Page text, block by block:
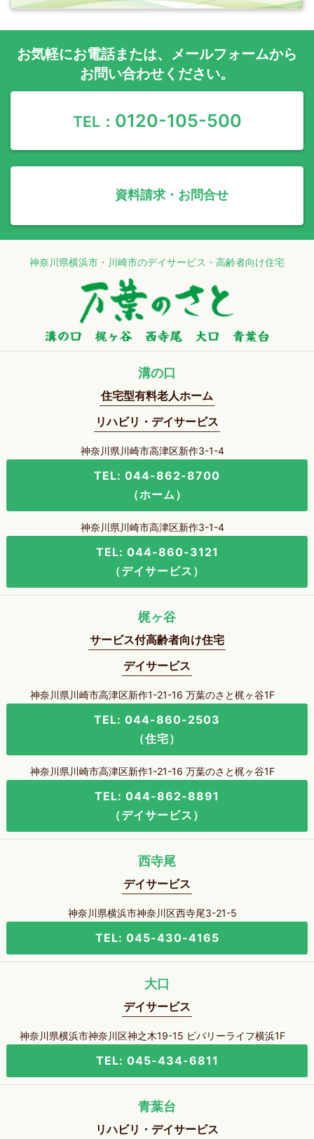
お気軽にお電話または、 メールフォームから
お問い合わせください。
TEL： 0120-105-500
資料請求・お問合せ
神奈川県横浜市・川崎市のデイサービス・高齢者向け住宅
溝の口
住宅型有料老人ホーム
リハビリ・デイサービス
神奈川県川崎市高津区新作3-1-4
TEL: 044-862-8700
（ホーム）
神奈川県川崎市高津区新作3-1-4
TEL: 044-860-3121
（デイサービス）
梶ヶ谷
サービス付高齢者向け住宅
デイサービス
神奈川県川崎市高津区新作1-21-16 万葉のさと梶ヶ谷1F
TEL: 044-860-2503
（住宅）
神奈川県川崎市高津区新作1-21-16 万葉のさと梶ヶ谷1F
TEL: 044-862-8891
（デイサービス）
西寺尾
デイサービス
神奈川県横浜市神奈川区西寺尾3-21-5
TEL: 045-430-4165
大口
デイサービス
神奈川県横浜市神奈川区神之木19-15 ビバリーライフ横浜1F
TEL: 045-434-6811
青葉台
リハビリ・デイサービス